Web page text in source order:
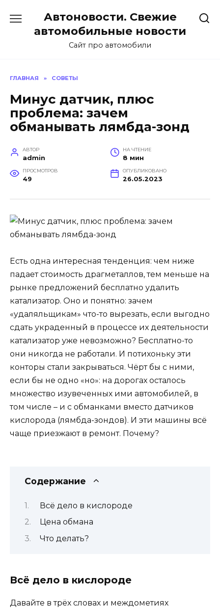
содержанию
Автоновости. Свежие
автомобильные новости
Сайт про автомобили
ГЛАВНАЯ » СОВЕТЫ
Минус датчик, плюс
проблема: зачем
обманывать лямбда-зонд
АВТОР
admin
НА ЧТЕНИЕ
8 мин
ПРОСМОТРОВ
49
ОПУБЛИКОВАНО
26.05.2023
Есть одна интересная тенденция: чем ниже
падает стоимость драгметаллов, тем меньше на
рынке предложений бесплатно удалить
катализатор. Оно и понятно: зачем
«удаляльщикам» что-то вырезать, если выгодно
сдать украденный в процессе их деятельности
катализатор уже невозможно? Бесплатно-то
они никогда не работали. И потихоньку эти
конторы стали закрываться. Чёрт бы с ними,
если бы не одно «но»: на дорогах осталось
множество изувеченных ими автомобилей, в
том числе – и с обманками вместо датчиков
кислорода (лямбда-зондов). И эти машины всё
чаще приезжают в ремонт. Почему?
Содержание
Всё дело в кислороде
Цена обмана
Что делать?
Всё дело в кислороде
Давайте в трёх словах и междометиях